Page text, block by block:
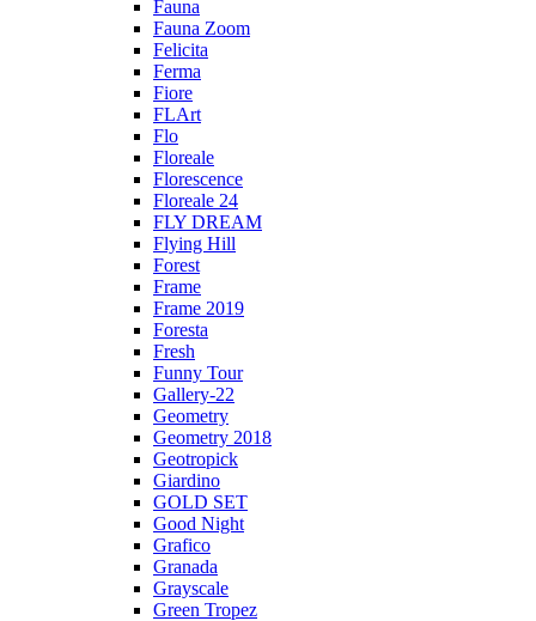
Fauna
Fauna Zoom
Felicita
Ferma
Fiore
FLArt
Flo
Floreale
Florescence
Floreale 24
FLY DREAM
Flying Hill
Forest
Frame
Frame 2019
Foresta
Fresh
Funny Tour
Gallery-22
Geometry
Geometry 2018
Geotropick
Giardino
GOLD SET
Good Night
Grafico
Granada
Grayscale
Green Tropez